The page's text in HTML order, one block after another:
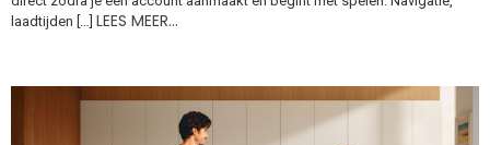
laadtijden […] LEES MEER…